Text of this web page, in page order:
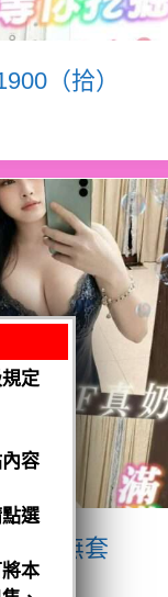
（拾）
.無套
定
容
選
本